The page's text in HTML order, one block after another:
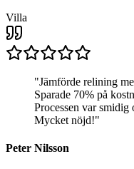
Villa
"Jämförde relining
Sparade 70% på
Processen var
Mycket nöjd!"
Peter Nilsson